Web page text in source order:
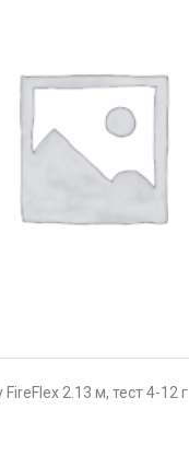
2.13 м, тест 4-12 г